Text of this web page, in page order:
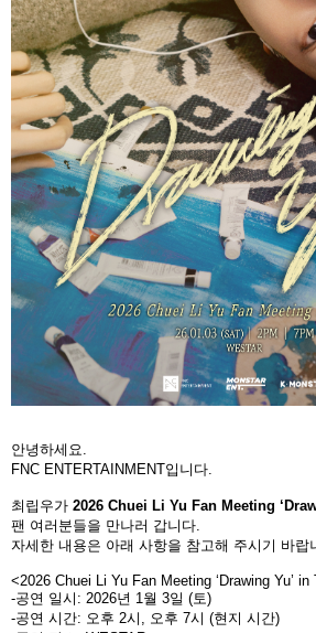
안녕하세요.
FNC ENTERTAINMENT입니다.
최립우가 2026 Chuei Li Yu Fan Meeting
팬 여러분들을 만나러 갑니다.
자세한 내용은 아래 사항을 참고해 주시기 바랍
<2026 Chuei Li Yu Fan Meeting ‘Drawing Yu’ in
-공연 일시 : 2026년 1월 3일 (토)
-공연 시간: 오후 2시 , 오후 7시 (현지 시간)